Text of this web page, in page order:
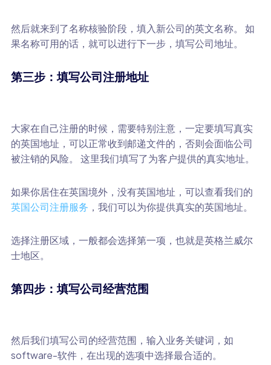
然后就来到了名称核验阶段，填入新公司的英文名称。 如
果名称可用的话，就可以进行下一步，填写公司地址。
第三步：填写公司注册地址
大家在自己注册的时候，需要特别注意，一定要填写真实
的英国地址，可以正常收到邮递文件的，否则会面临公司
被注销的风险。 这里我们填写了为客户提供的真实地址。
如果你居住在英国境外，没有英国地址，可以查看我们的
英国公司注册服务 ，我们可以为你提供真实的英国地址。
选择注册区域，一般都会选择第一项，也就是英格兰威尔
士地区。
第四步：填写公司经营范围
然后我们填写公司的经营范围，输入业务关键词，如
software-软件，在出现的选项中选择最合适的。